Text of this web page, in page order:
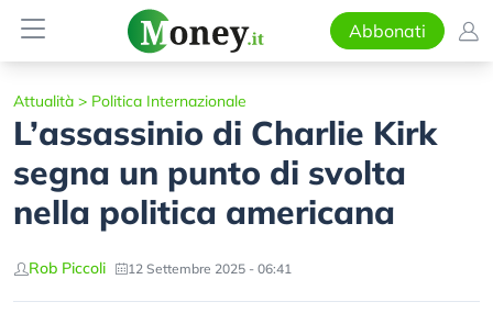
Abbonati
Attualità > Politica Internazionale
L’assassinio di Charlie Kirk
segna un punto di svolta
nella politica americana
Rob Piccoli 12 Settembre 2025 - 06:41